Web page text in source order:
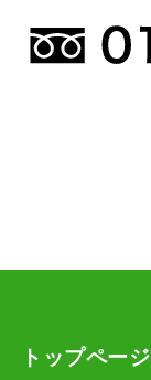
トップページ